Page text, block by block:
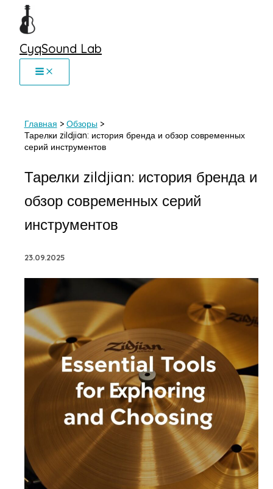
Перейти
CyqSound Lab
Главная
Обзоры
Тарелки zildjian: история бренда и обзор современных
серий инструментов
Тарелки zildjian: история бренда и
обзор современных серий
инструментов
23.09.2025